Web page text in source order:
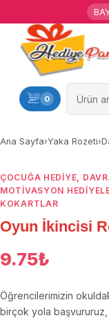
0
Ana Sayfa
Kişiye Özel
Özel Günler
Öğrenci
Yaka Rozeti
Farklı Hediyeler
Ana Sayfa›Yaka Rozeti›
ÇOCUĞA HEDIYE,
MOTIVASYON
KOKARTLAR
Oyun İkincisi
9.75₺
Öğrencilerimizin
birçok yola